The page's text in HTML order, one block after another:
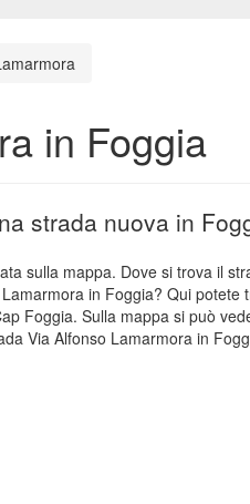
in Foggia
strada nuova in
sulla mappa. Dove si trova il
in Foggia? Qui
Foggia. Sulla mappa si può
Via Alfonso Lamarmora in